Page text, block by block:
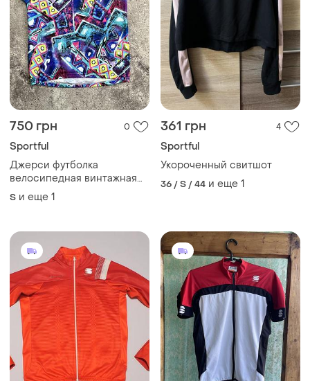
750 грн 0
Sportful
Джерси футболка
велосипедная винтажная
sportful
S и еще 1
361 грн 4
Sportful
Укороченный свитшот
36 / S / 44 и еще 1